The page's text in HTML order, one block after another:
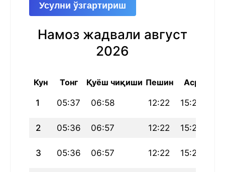
Усулни ўзгартириш
Намоз жадвали август
2026
Кун Тонг Қуёш чиқиши Пешин Аср
1 05:37 06:58 12:22 15:28
2 05:36 06:57 12:22 15:28
3 05:36 06:57 12:22 15:28